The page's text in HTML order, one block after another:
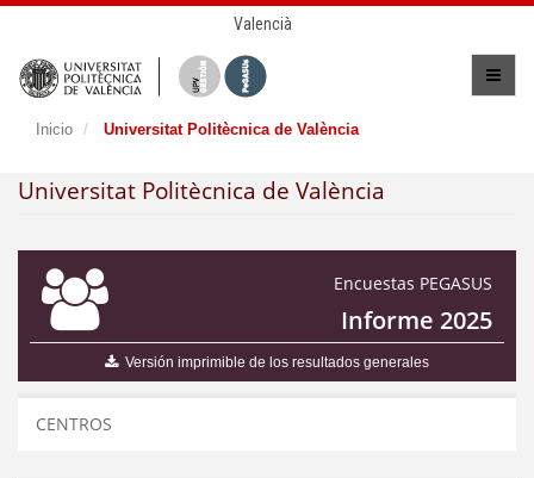
Valencià
Inicio Universitat Politècnica de València
Universitat Politècnica de València
Encuestas PEGASUS
Informe 2025
Versión imprimible de los resultados generales
CENTROS